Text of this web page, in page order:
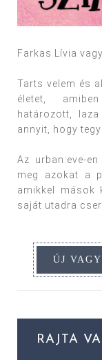
Farkas Lívia
Tarts velem és
életet,
határozott,
annyit, hogy
Az urban:eve-
meg azokat a
amikkel mások
saját utadra
RAJTA